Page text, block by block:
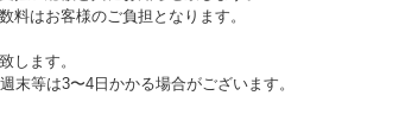
はお客様のご負担となります。
します。
末等は3〜4日かかる場合がございます。